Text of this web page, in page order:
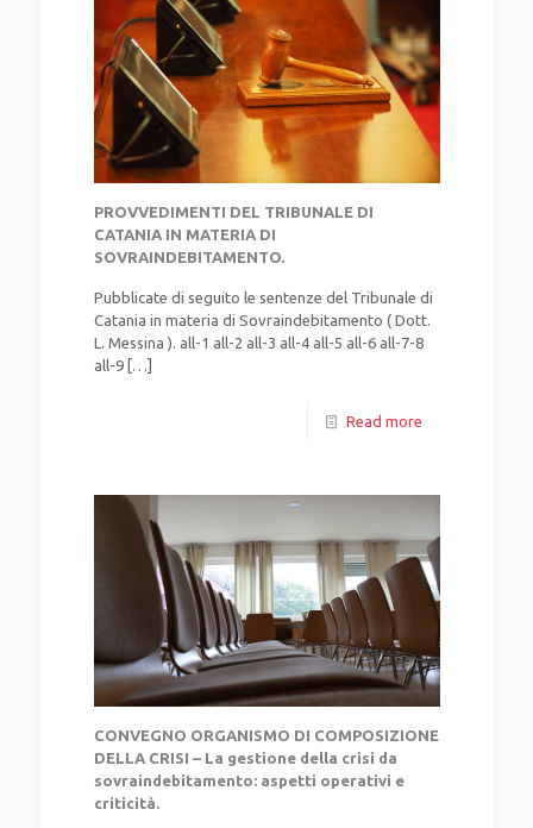
PROVVEDIMENTI DEL TRIBUNALE DI
CATANIA IN MATERIA DI
SOVRAINDEBITAMENTO.
Pubblicate di seguito le sentenze del Tribunale di
Catania in materia di Sovraindebitamento ( Dott.
L. Messina ). all-1 all-2 all-3 all-4 all-5 all-6 all-7-8
all-9[…]
Read more
CONVEGNO ORGANISMO DI COMPOSIZIONE
DELLA CRISI – La gestione della crisi da
sovraindebitamento: aspetti operativi e
criticità.